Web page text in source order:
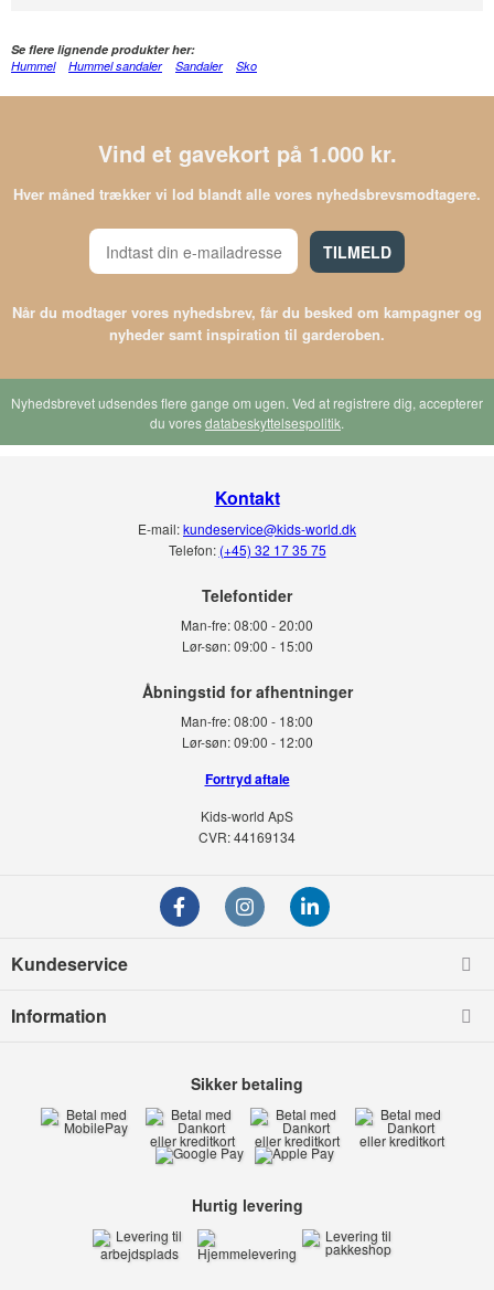
Se flere lignende produkter her:
Hummel
Hummel sandaler Sandaler Sko
Vind et gavekort på 1.000 kr.
Hver måned trækker vi lod blandt alle vores nyhedsbrevsmodtagere.
TILMELD
Når du modtager vores nyhedsbrev, får du besked om kampagner og
nyheder samt inspiration til garderoben.
Nyhedsbrevet udsendes flere gange om ugen. Ved at registrere dig, accepterer
du voresdatabeskyttelsespolitik.
Kontakt
E-mail:kundeservice@kids-world.dk
Telefon: (+45) 32 17 35 75
Telefontider
Man-fre:08:00 - 20:00
Lør-søn: 09:00 - 15:00
Man-fre:08:00 - 18:00
Lør-søn:09:00 - 12:00
Fortryd aftale
Kids-world ApS
CVR: 44169134
Kundeservice
Information
Sikker betaling
Hurtig levering